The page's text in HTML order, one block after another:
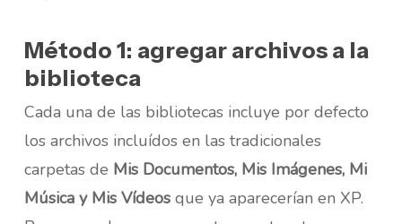
Método 1: agregar archivos a la
biblioteca
Cada una de las bibliotecas incluye por defecto
los archivos incluídos en las tradicionales
carpetas de Mis Documentos, Mis Imágenes, Mi
Música y Mis Vídeosque ya aparecerían en XP.